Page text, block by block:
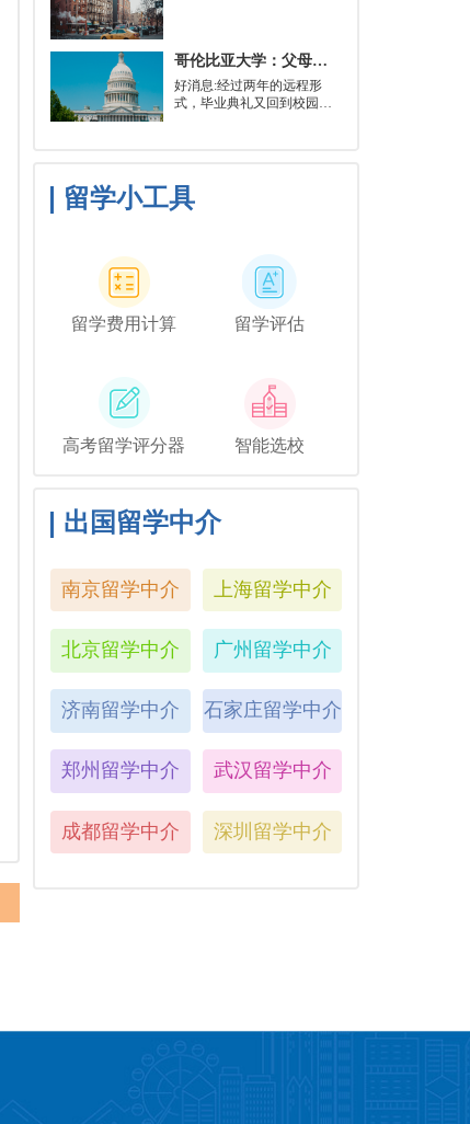
哥伦比亚大学：父母参加毕业典礼可以做什么？
好消息:经过两年的远程形
式，毕业典礼又回到校园了!
旅行，或者如果你想和你的
朋友们共度时光，也许你可
留学小工具
留学费用计算 留学评估
高考留学评分器 智能选校
出国留学中介
南京留学中介 上海留学中介
北京留学中介 广州留学中介
济南留学中介 石家庄留学中介
郑州留学中介 武汉留学中介
成都留学中介 深圳留学中介